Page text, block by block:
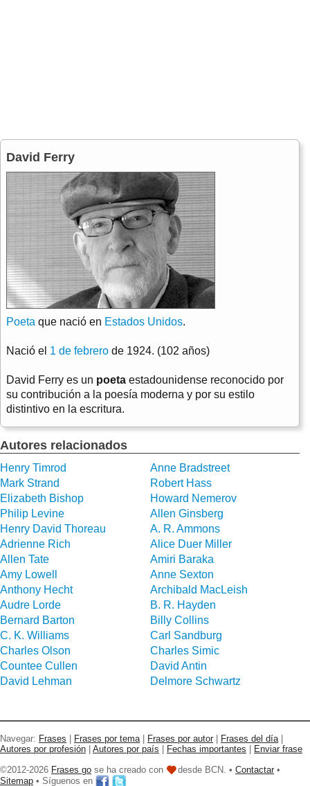
David Ferry
Poeta que nació en Estados Unidos.
Nació el 1 de febrero de 1924. (102 años)
David Ferry es un poeta estadounidense reconocido por
su contribución a la poesía moderna y por su estilo
distintivo en la escritura.
Autores relacionados
Henry Timrod
Anne Bradstreet
Mark Strand
Robert Hass
Elizabeth Bishop
Howard Nemerov
Philip Levine
Allen Ginsberg
Henry David Thoreau
A. R. Ammons
Adrienne Rich
Alice Duer Miller
Allen Tate
Amiri Baraka
Amy Lowell
Anne Sexton
Anthony Hecht
Archibald MacLeish
Audre Lorde
B. R. Hayden
Bernard Barton
Billy Collins
C. K. Williams
Carl Sandburg
Charles Olson
Charles Simic
Countee Cullen
David Antin
David Lehman
Delmore Schwartz
Navegar: Frases | Frases por tema | Frases por autor | Frases del día |
Autores por profesión | Autores por país | Fechas importantes | Enviar frase
©2012-2026 Frases go se ha creado con desde BCN. • Contactar •
Sitemap • Síguenos en